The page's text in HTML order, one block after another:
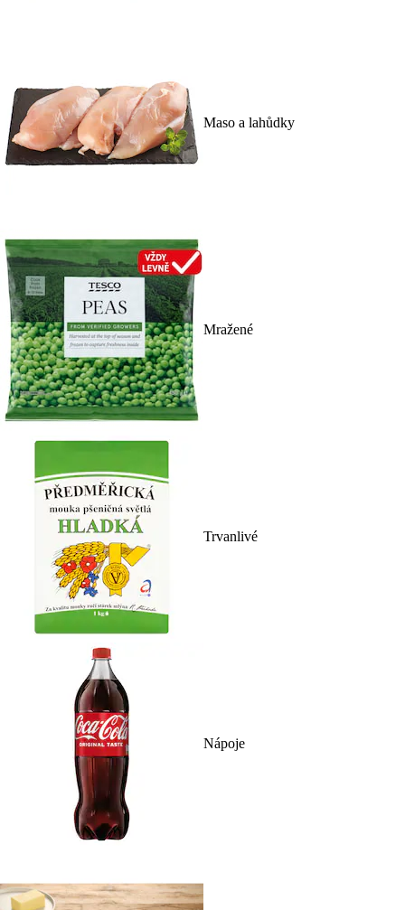
Maso a lahůdky
Mražené
Trvanlivé
Nápoje